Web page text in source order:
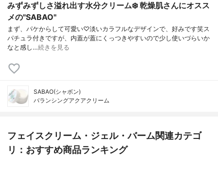
みずみずしさ溢れ出す水分クリーム❄️ 乾燥肌さんにオスス
メの"SABAO"
まず、パケからして可愛い♡淡いカラフルなデザインで、好みです笑ス
パチュラ付きですが、内蓋が蓋にくっつきやすいので少し使いづらいか
なと感し…続きを見る
SABAO(シャボン)
バランシングアクアクリーム
フェイスクリーム・ジェル・バーム関連カテゴ
リ：おすすめ商品ランキング